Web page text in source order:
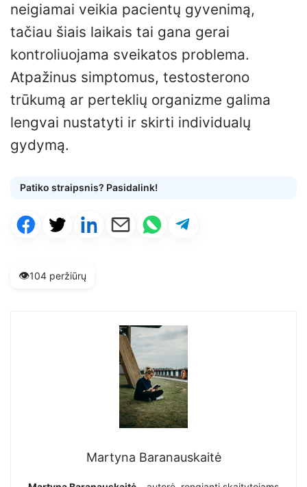
neigiamai veikia pacientų gyvenimą,
tačiau šiais laikais tai gana gerai
kontroliuojama sveikatos problema.
Atpažinus simptomus, testosterono
trūkumą ar perteklių organizme galima
lengvai nustatyti ir skirti individualų
gydymą.
Patiko straipsnis? Pasidalink!
👁️104 peržiūrų
Martyna Baranauskaitė